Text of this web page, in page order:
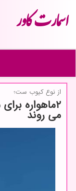
اسمارت كاور
از نوع كیوب ست؛
۲ماهواره
می روند